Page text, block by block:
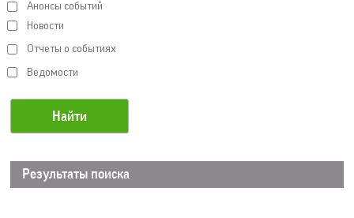
Анонсы событий
Новости
Отчеты о событиях
Ведомости
Результаты поиска